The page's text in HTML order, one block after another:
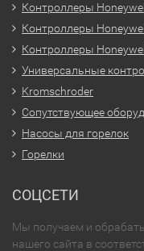
Контроллеры
Контроллеры
Контроллеры
Универсальные
Kromschroder
Сопутствующее
Насосы для горелок
Горелки
СОЦСЕТИ
Мы получаем и
нашего сайта в